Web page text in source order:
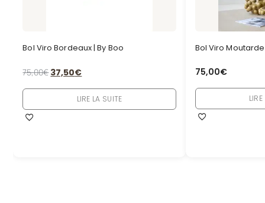
Bol Viro Bordeaux | By Boo
75,00€37,50€
LIRE LA SUITE
Bol Viro Moutarde
75,00€